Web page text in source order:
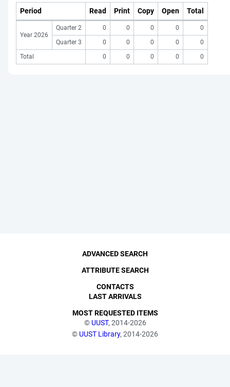
Period Read Print Copy Open Total
Year 2026
Quarter 2 0 0 0 0
0
Quarter 3
0 0 0 0
0
Total
0 0 0 0 0
© UUST, 2014-2026
© UUST Library, 2014-2026
ADVANCED SEARCH
ATTRIBUTE SEARCH
CONTACTS
LAST ARRIVALS
MOST REQUESTED ITEMS